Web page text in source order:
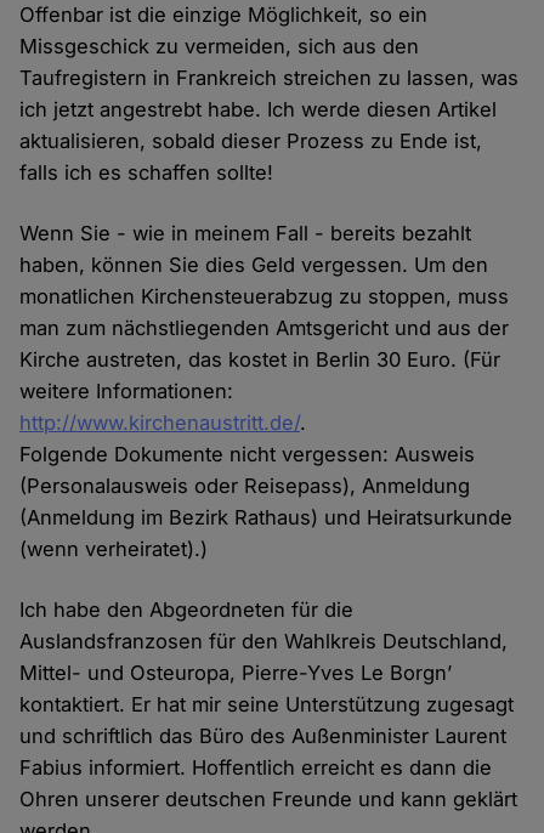
Offenbar ist die einzige Möglichkeit, so ein
Missgeschick zu vermeiden, sich aus den
Taufregistern in Frankreich streichen zu lassen, was
ich jetzt angestrebt habe. Ich werde diesen Artikel
aktualisieren, sobald dieser Prozess zu Ende ist,
falls ich es schaffen sollte!
Wenn Sie - wie in meinem Fall - bereits bezahlt
haben, können Sie dies Geld vergessen. Um den
monatlichen Kirchensteuerabzug zu stoppen, muss
man zum nächstliegenden Amtsgericht und aus der
Kirche austreten, das kostet in Berlin 30 Euro. (Für
weitere Informationen:
http://www.kirchenaustritt.de/.
Folgende Dokumente nicht vergessen: Ausweis
(Personalausweis oder Reisepass), Anmeldung
(Anmeldung im Bezirk Rathaus) und Heiratsurkunde
(wenn verheiratet).)
Ich habe den Abgeordneten für die
Auslandsfranzosen für den Wahlkreis Deutschland,
Mittel- und Osteuropa, Pierre-Yves Le Borgn’
kontaktiert. Er hat mir seine Unterstützung zugesagt
und schriftlich das Büro des Außenminister Laurent
Fabius informiert. Hoffentlich erreicht es dann die
Ohren unserer deutschen Freunde und kann geklärt